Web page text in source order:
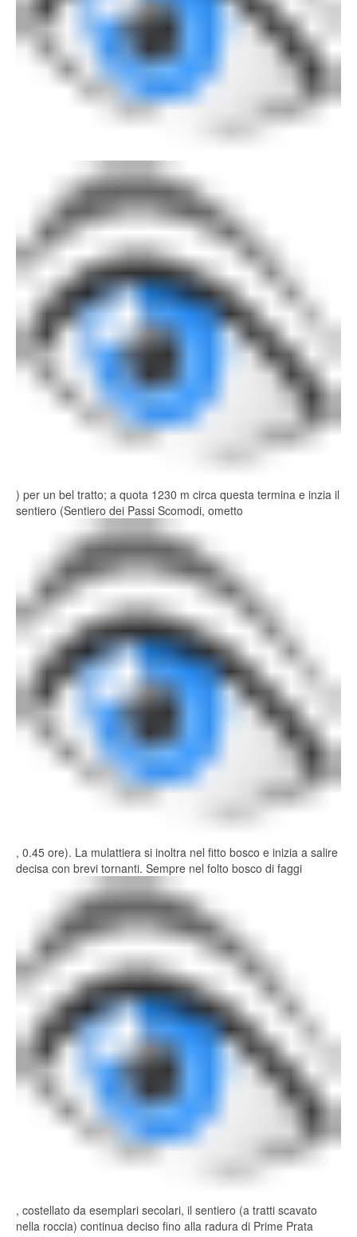
) per un bel tratto; a quota 1230 m circa questa termina e inzia il
sentiero (Sentiero dei Passi Scomodi, ometto
, 0.45 ore). La mulattiera si inoltra nel fitto bosco e inizia a salire
decisa con brevi tornanti. Sempre nel folto bosco di faggi
, costellato da esemplari secolari, il sentiero (a tratti scavato
nella roccia) continua deciso fino alla radura di Prime Prata